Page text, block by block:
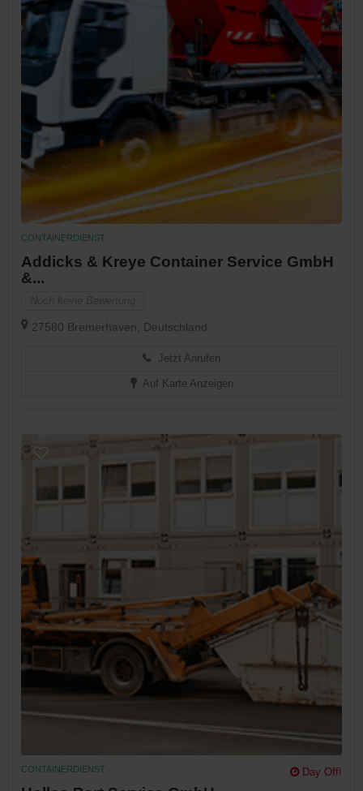
CONTAINERDIENST
Addicks & Kreye Container Service GmbH
&...
27580 Bremerhaven, Deutschland
Jetzt Anrufen
Auf Karte Anzeigen
CONTAINERDIENST Day Off!